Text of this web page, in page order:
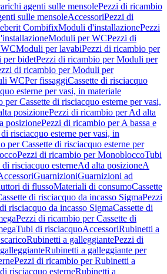
agenti sulle mensolePezzi di ricambio
sulle mensoleAccessoriPezzi di
CombifixModuli d'installazionePezzi
Moduli per WCPezzi di
Moduli per lavabiPezzi di ricambio per
bidetPezzi di ricambio per Moduli per
di ricambio per Moduli per
WCPer fissaggiCassette di risciacquo
esterne per vasi, in materiale
per Cassette di risciacquo esterne per vasi,
posizionePezzi di ricambio per Ad alta
posizionePezzi di ricambio per A bassa e
di risciacquo esterne per vasi, in
per Cassette di risciacquo esterne per
Pezzi di ricambio per MonobloccoTubi
risciacquo esterneAd alta posizioneA
GuarnizioniGuarnizioni ad
di flussoMateriali di consumoCassette
di risciacquo da incasso SigmaPezzi
risciacquo da incasso SigmaCassette di
Pezzi di ricambio per Cassette di
Tubi di risciacquoAccessoriRubinetti a
Rubinetti a galleggiantePezzi di
Rubinetti a galleggiante per
Pezzi di ricambio per Rubinetti a
risciacquo esterneRubinetti a